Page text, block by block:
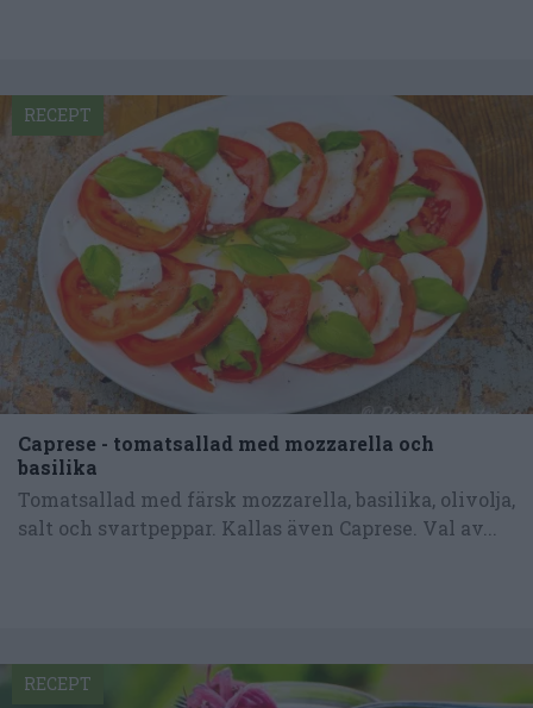
Caprese - tomatsallad med mozzarella och
basilika
Tomatsallad med färsk mozzarella, basilika, olivolja,
salt och svartpeppar. Kallas även Caprese. Val av...
RECEPT
RECEPT